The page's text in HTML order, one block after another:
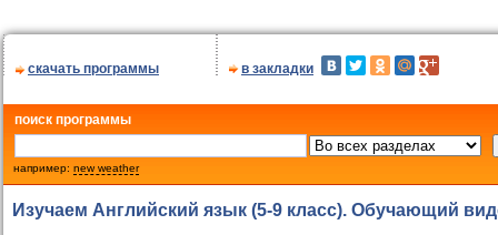
скачать программы в закладки
поиск программы
например: new weather
Изучаем Английский язык (5-9 класс). Обучающий